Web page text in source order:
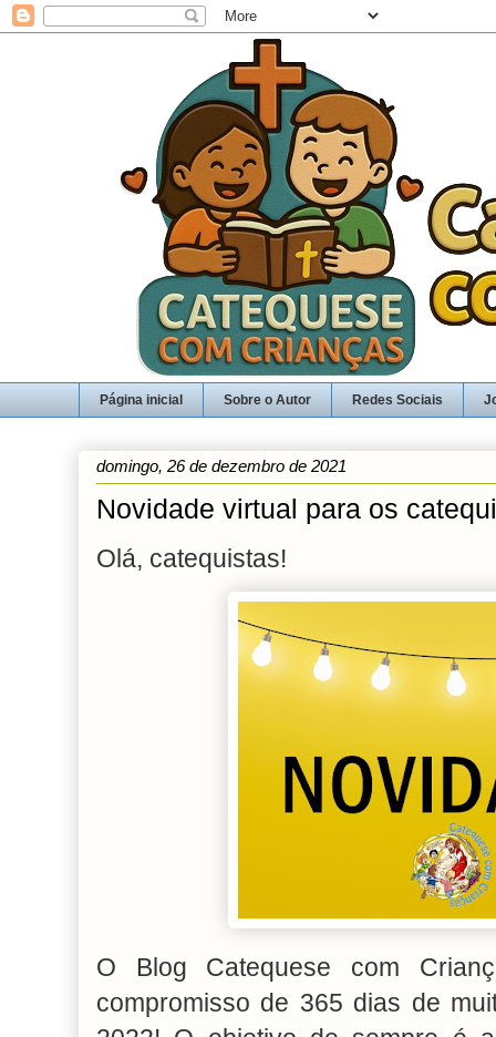
Página inicial Sobre o Autor Redes Sociais
domingo, 26 de dezembro de 2021
Novidade virtual para os
Olá, catequistas!
O Blog Catequese com
compromisso de 365 dias de